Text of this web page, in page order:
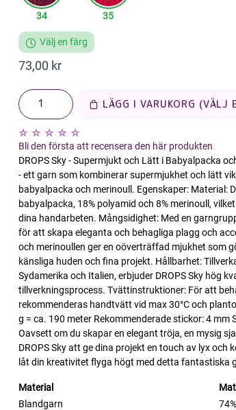
34 35
Välj en färg
73,00 kr
LÄGG I
Bli den första att recensera den här produkten
DROPS Sky - Supermjukt och Lätt i Babyalpacka
- ett garn som kombinerar supermjukhet och lätt
babyalpacka och merinoull. Egenskaper: Material:
babyalpacka, 18% polyamid och 8% merinoull,
dina handarbeten. Mångsidighet: Med en
för att skapa eleganta och behagliga plagg och
och merinoullen ger en oöverträffad mjukhet som
känsliga huden och fina projekt. Hållbarhet:
Sydamerika och Italien, erbjuder DROPS Sky hög
tillverkningsprocess. Tvättinstruktioner: För att
rekommenderas handtvätt vid max 30°C och
g = ca. 190 meter Rekommenderade stickor: 4 mm
Oavsett om du skapar en elegant tröja, en mysig
DROPS Sky att ge dina projekt en touch av lyx och
låt din kreativitet flyga högt med detta fantastiska
Material
Blandgarn